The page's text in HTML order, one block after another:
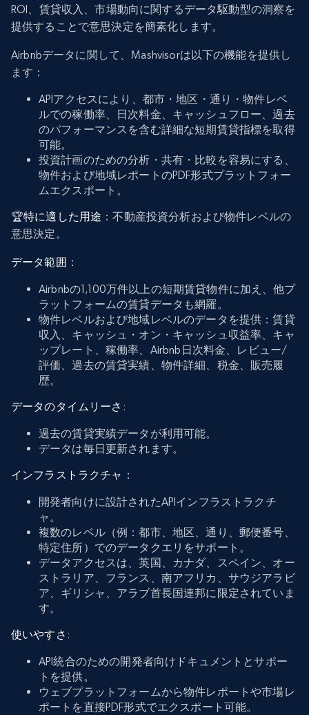
ROI、賃貸収入、市場動向に関するデータ駆動型の洞察を
提供することで意思決定を簡素化します。
Airbnbデータに関して、Mashvisorは以下の機能を提供し
ます：
APIアクセスにより、都市・地区・通り・物件レベ
ルでの稼働率、日次料金、キャッシュフロー、過去
のパフォーマンスを含む詳細な短期賃貸指標を取得
可能。
投資計画のための分析・共有・比較を容易にする、
物件および地域レポートのPDF形式プラットフォー
ムエクスポート。
🏆特に適した用途 ：不動産投資分析および物件レベルの
意思決定。
データ範囲 ：
Airbnbの1,100万件以上の短期賃貸物件に加え、他プ
ラットフォームの賃貸データも網羅。
物件レベルおよび地域レベルのデータを提供：賃貸
収入、キャッシュ・オン・キャッシュ収益率、キャ
ップレート、稼働率、Airbnb日次料金、レビュー/
評価、過去の賃貸実績、物件詳細、税金、販売履
歴。
データのタイムリーさ :
過去の賃貸実績データが利用可能。
データは毎日更新されます。
インフラストラクチャ ：
開発者向けに設計されたAPIインフラストラクチ
ャ。
複数のレベル（例：都市、地区、通り、郵便番号、
特定住所）でのデータクエリをサポート。
データアクセスは、英国、カナダ、スペイン、オー
ストラリア、フランス、南アフリカ、サウジアラビ
ア、ギリシャ、アラブ首長国連邦に限定されていま
す。
使いやすさ :
API統合のための開発者向けドキュメントとサポー
トを提供。
ウェブプラットフォームから物件レポートや市場レ
ポートを直接PDF形式でエクスポート可能。